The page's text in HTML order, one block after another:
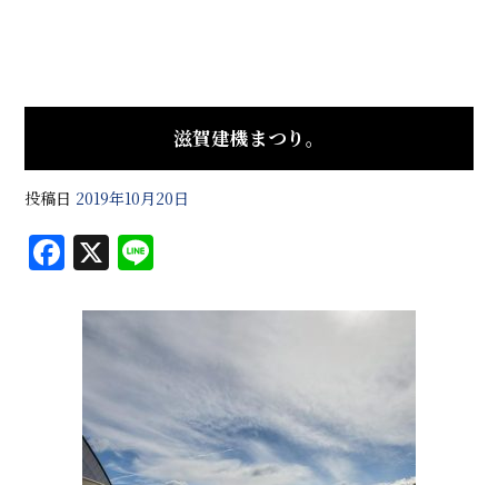
滋賀建機まつり。
投稿日 2019年10月20日
F
a
c
b
o
o
X
e